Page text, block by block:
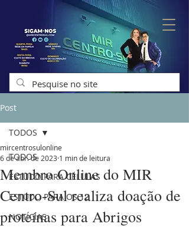
Post
TODOS
ESTUDO PARA CÉLULAS
ESTUDO PARA OS 12
NOTÍCIAS
TODOS
Membro Online do MIR
Centro-Sul realiza doação de
proteínas para Abrigos
mircentrosulonline
6 de abr. de 2023 1 min de leitura